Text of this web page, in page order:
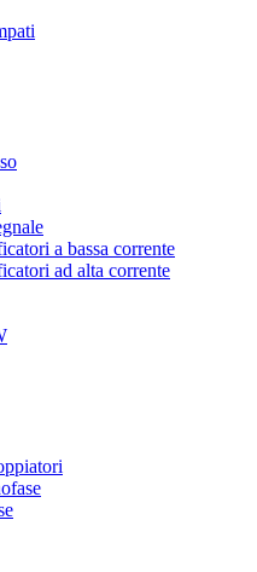
a bassa corrente
ad alta corrente